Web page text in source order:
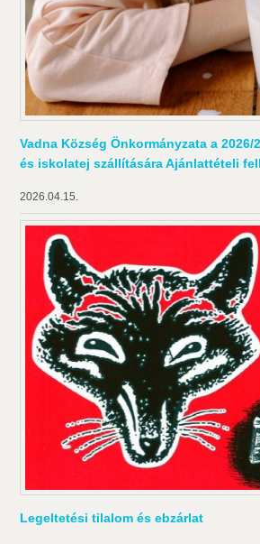
Vadna Község Önkormányzata a 2026/
és iskolatej szállítására Ajánlattételi
2026.04.15.
Legeltetési tilalom és ebzárlat